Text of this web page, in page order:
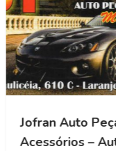
Auto Peças Bestão –
Auto Peças em São